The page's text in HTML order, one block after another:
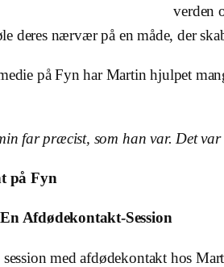
verden
deres nærvær på en måde, der
på Fyn har Martin hjulpet
far præcist, som han var. Det
på Fyn
Afdødekontakt-Session
med afdødekontakt hos